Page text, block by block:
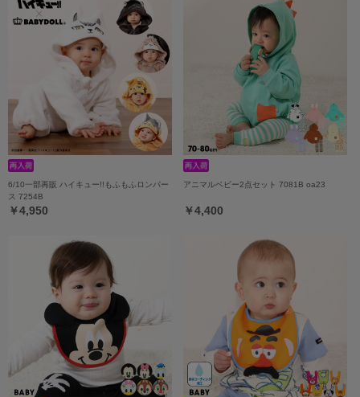
6/10一部再販 ハイキュー!!もふもふロンパー
ス 7254B
￥4,950
アニマルベビー2点セット 7081B oa23
￥4,400